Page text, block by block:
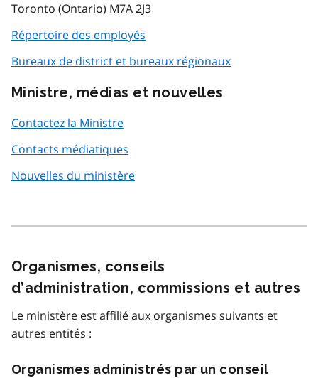
Toronto (Ontario) M7A 2J3
Répertoire des employés
Bureaux de district et bureaux régionaux
Ministre, médias et nouvelles
Contactez la Ministre
Contacts médiatiques
Nouvelles du ministère
Organismes, conseils
d’administration, commissions et autres
Le ministère est affilié aux organismes suivants et
autres entités :
Organismes administrés par un conseil